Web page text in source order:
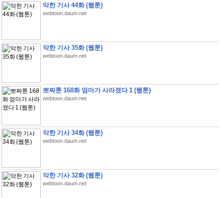
악한 기사 44화 (웹툰)
webtoon.daum.net
악한 기사 35화 (웹툰)
webtoon.daum.net
뽀짜툰 168화 엄마가 사라졌다 1 (웹툰)
webtoon.daum.net
악한 기사 34화 (웹툰)
webtoon.daum.net
악한 기사 32화 (웹툰)
webtoon.daum.net